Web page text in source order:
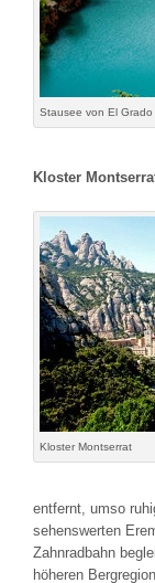
Stausee von El Grado
Kloster
Kloster Montserrat
entfernt, umso
sehenswerten
Zahnradbahn
höheren